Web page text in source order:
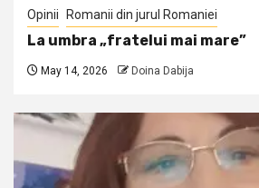
Opinii Romanii din jurul Romaniei
La umbra „fratelui mai mare”
May 14, 2026 Doina Dabija